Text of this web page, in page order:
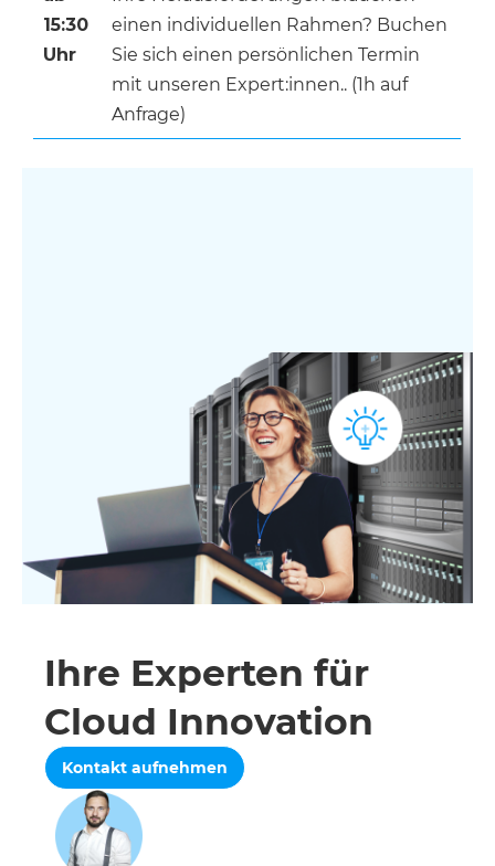
15:30
Uhr
einen individuellen Rahmen? Buchen
Sie sich einen persönlichen Termin
mit unseren Expert:innen.. (1h auf
Anfrage)
Ihre Experten für
Cloud Innovation
Kontakt aufnehmen